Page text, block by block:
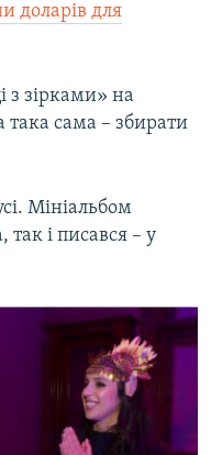
доларів для
з зірками» на
така сама – збирати
Мініальбом
так і писався – у